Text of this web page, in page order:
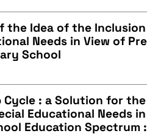
the Idea of the
Needs in View of
School
Cycle : a Solution for
Educational Needs
Education Spectrum